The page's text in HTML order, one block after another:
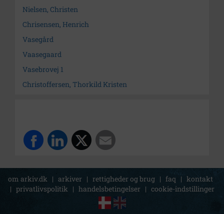
Nielsen, Christen
Chrisensen, Henrich
Vasegård
Vaasegaard
Vasebrovej 1
Christoffersen, Thorkild Kristen
om arkiv.dk | arkiver | rettigheder og brug | faq | kontakt
| privatlivspolitik | handelsbetingelser | cookie-indstillinger